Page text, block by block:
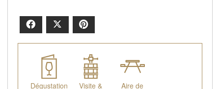
Facebook
Dégustation
Visite &
Aire de